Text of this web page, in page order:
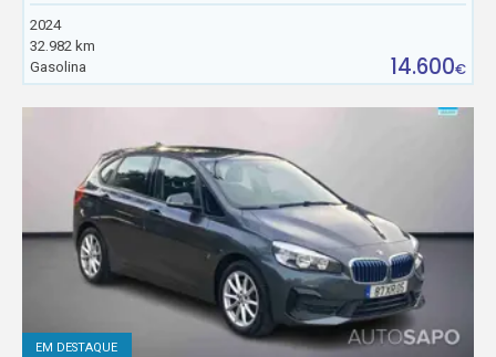
2024
32.982 km
Gasolina
14.600€
EM DESTAQUE